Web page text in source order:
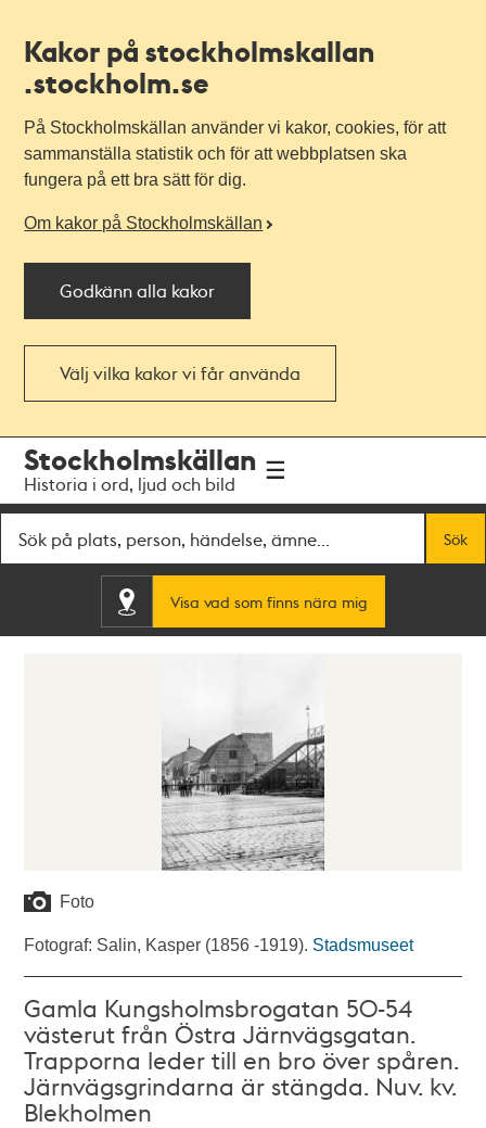
Kakor på stockholmskallan
.stockholm.se
På Stockholmskällan använder vi kakor, cookies, för att
sammanställa statistik och för att webbplatsen ska
fungera på ett bra sätt för dig.
Om kakor på Stockholmskällan
Godkänn alla kakor
Välj vilka kakor vi får använda
navigationen
huvudinnehållet
Stockholmskällan
Historia i ord, ljud och bild
Sök
Visa vad som finns nära mig
Foto
Fotograf: Salin, Kasper (1856 -1919). Stadsmuseet
Gamla Kungsholmsbrogatan 50-54
västerut från Östra Järnvägsgatan.
Trapporna leder till en bro över spåren.
Järnvägsgrindarna är stängda. Nuv. kv.
Blekholmen